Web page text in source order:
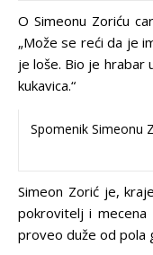
O Simeonu Zoriću
„Može se reći da je
je loše. Bio je hrabar
kukavica.“
Spomenik Simeonu
Simeon Zorić je,
pokrovitelj i mecena
proveo duže od pola